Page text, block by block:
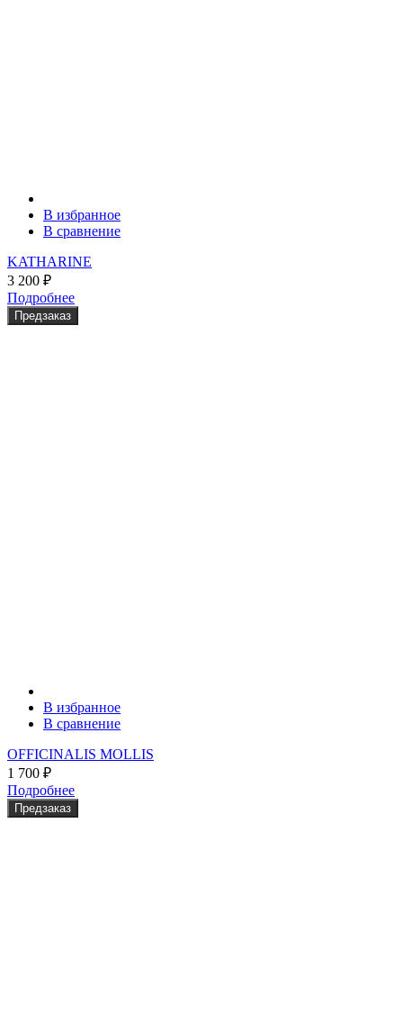
В избранное
В сравнение
KATHARINE
3 200 ₽
Подробнее
Предзаказ
В избранное
В сравнение
OFFICINALIS MOLLIS
1 700 ₽
Подробнее
Предзаказ